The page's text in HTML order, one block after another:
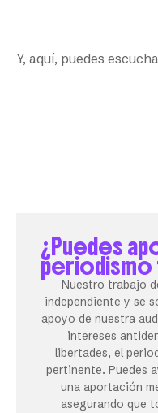
Y, aquí, puedes
¿Puedes
periodismo
Nuestro trabajo
independiente y se
apoyo de nuestra
intereses
libertades, el
pertinente. Puedes
una aportación
asegurando que